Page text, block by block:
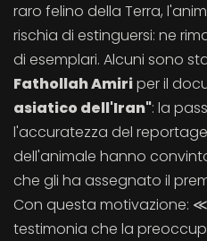
raro felino della Terra,
rischia di estinguersi: ne
di esemplari. Alcuni sono
Fathollah Amiriper il
asiatico dell'Iran": la
l'accuratezza del
dell'animale hanno
che gli ha assegnato il
Con questa motivazione:
testimonia che la